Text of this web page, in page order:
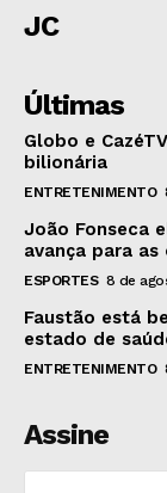
JC
Últimas
Globo e
bilionária
ENTRETENIMENTO
João Fonseca
avança para
ESPORTES 8 de
Faustão está
estado de
ENTRETENIMENTO
Assine